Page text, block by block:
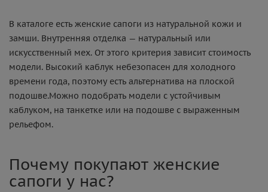
В каталоге есть женские сапоги из натуральной кожи и
замши. Внутренняя отделка — натуральный или
искусственный мех. От этого критерия зависит стоимость
модели. Высокий каблук небезопасен для холодного
времени года, поэтому есть альтернатива на плоской
подошве.Можно подобрать модели с устойчивым
каблуком, на танкетке или на подошве с выраженным
рельефом.
Почему покупают женские
сапоги у нас?